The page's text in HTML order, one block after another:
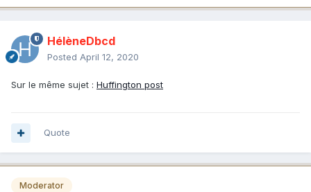
HélèneDbcd
Posted April 12, 2020
Sur le même sujet : Huffington post
Quote
Moderator